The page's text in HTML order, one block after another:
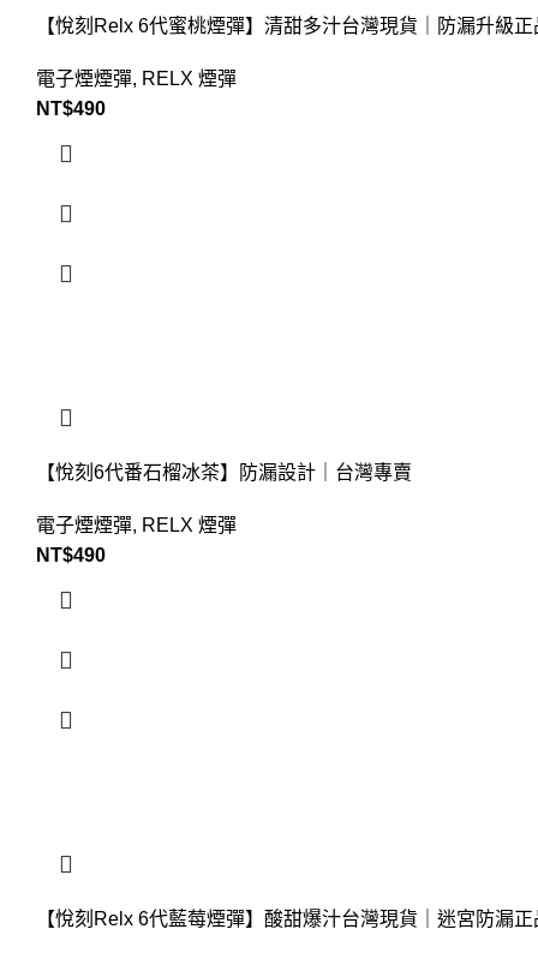
【悅刻Relx 6代蜜桃煙彈】清甜多汁台灣現貨｜防漏升級正
電子煙煙彈, RELX 煙彈
NT$490
【悅刻6代番石榴冰茶】防漏設計｜台灣專賣
電子煙煙彈, RELX 煙彈
NT$490
【悅刻Relx 6代藍莓煙彈】酸甜爆汁台灣現貨｜迷宮防漏正